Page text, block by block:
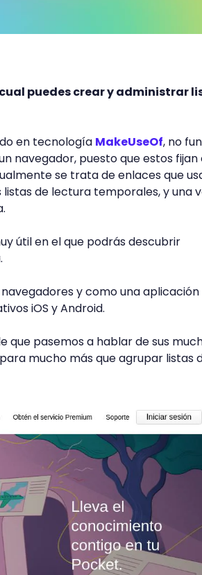
puedes crear y administrar
en tecnología MakeUseOf, no
navegador, puesto que estos fijan
se trata de enlaces que
de lectura temporales, y una
útil en el que podrás descubrir
y como una
iOS y Android.
que pasemos a hablar de sus
mucho más que agrupar listas